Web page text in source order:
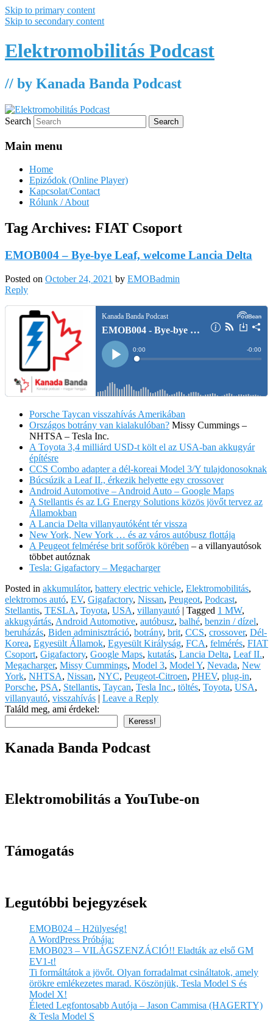
Skip to primary content
Skip to secondary content
Elektromobilitás Podcast
// by Kanada Banda Podcast
Search
Main menu
Home
Epizódok (Online Player)
Kapcsolat/Contact
Rólunk / About
Tag Archives: FIAT Csoport
EMOB004 – Bye-bye Leaf, welcome Lancia Delta
Posted on October 24, 2021 by EMOBadmin
Reply
Porsche Taycan visszahívás Amerikában
Országos botrány van kialakulóban? Missy Cummings –
NHTSA – Tesla Inc.
A Toyota 3,4 milliárd USD-t költ el az USA-ban akkugyár
építésre
CCS Combo adapter a dél-koreai Model 3/Y tulajdonosoknak
Búcsúzik a Leaf II., érkezik helyette egy crossover
Android Automotive – Android Auto – Google Maps
A Stellantis és az LG Energy Solutions közös jövőt tervez az
Államokban
A Lancia Delta villanyautóként tér vissza
New York, New York … és az város autóbusz flottája
A Peugeot felmérése brit sofőrök körében – a villanyautósok
többet autóznak
Tesla: Gigafactory – Megacharger
Posted in akkumulátor, battery electric vehicle, Elektromobilitás,
elektromos autó, EV, Gigafactory, Nissan, Peugeot, Podcast,
Stellantis, TESLA, Toyota, USA, villanyautó | Tagged 1 MW,
akkugyártás, Android Automotive, autóbusz, balhé, benzin / dízel,
beruházás, Biden adminisztráció, botrány, brit, CCS, crossover, Dél-
Korea, Egyesült Államok, Egyesült Királyság, FCA, felmérés, FIAT
Csoport, Gigafactory, Google Maps, kutatás, Lancia Delta, Leaf II.,
Megacharger, Missy Cummings, Model 3, Model Y, Nevada, New
York, NHTSA, Nissan, NYC, Peugeot-Citroen, PHEV, plug-in,
Porsche, PSA, Stellantis, Taycan, Tesla Inc., töltés, Toyota, USA,
villanyautó, visszahívás | Leave a Reply
Találd meg, ami érdekel:
Keress!
Kanada Banda Podcast
Elektromobilitás a YouTube-on
Támogatás
Legutóbbi bejegyzések
EMOB024 – H2ülyeség!
A WordPress Próbája:
EMOB023 – VILÁGSZENZÁCIÓ!! Eladták az első GM
EV1-t!
Ti formáltátok a jövőt. Olyan forradalmat csináltatok, amely
örökre emlékezetes marad. Köszönjük, Tesla Model S és
Model X!
Életed Legfontosabb Autója – Jason Cammisa (HAGERTY)
& Tesla Model S